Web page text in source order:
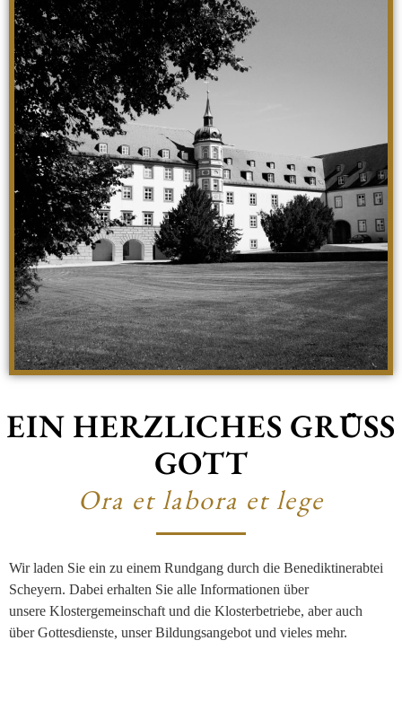
EIN HERZLICHES GRÜSS
GOTT
Ora et labora et lege
Wir laden Sie ein zu einem Rundgang durch die Benediktinerabtei
Scheyern. Dabei erhalten Sie alle Informationen über
unsere Klostergemeinschaft und die Klosterbetriebe, aber auch
über Gottesdienste, unser Bildungsangebot und vieles mehr.